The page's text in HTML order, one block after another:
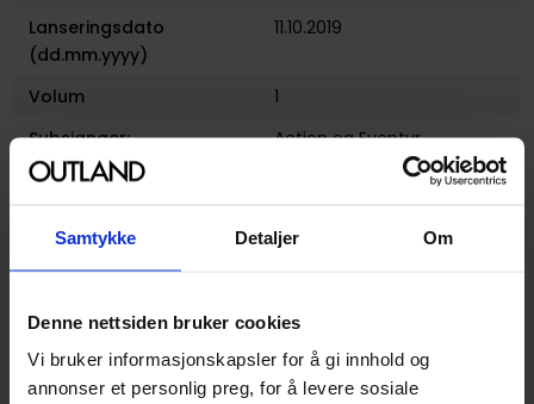
Samtykke Detaljer Om
Denne nettsiden bruker cookies
Vi bruker informasjonskapsler for å gi innhold og
annonser et personlig preg, for å levere sosiale
Lanseringsdato
(dd.mm.yyyy)
11.10.2019
Volum
1
Subsjanger:
Action og Eventyr
Aldersgruppe
Ungdom
Språk
Relaterte produkter